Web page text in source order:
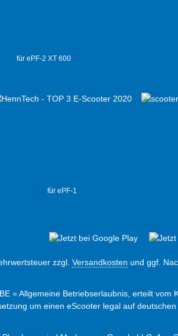
für ePF-2 XT 600
für ePF-1
zzgl. Versandkosten und ggf.
= Allgemeine Betriebserlaubnis, erteilt vom
um einen eScooter legal auf